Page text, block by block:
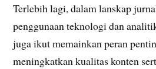
Terlebih lagi, dalam lanskap
penggunaan teknologi dan
juga ikut memainkan peran
meningkatkan kualitas konten